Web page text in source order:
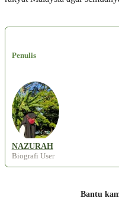
Penulis
NAZURAH
Biografi User
Bantu